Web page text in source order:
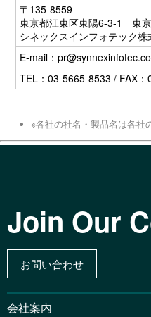
〒135-8559
東京都江東区東陽6-3-1 東
シネックスインフォテック
E-mail：
TEL：03-5665-8533 / FAX
※各社の社名・製品名は各社
Join Our
お問い合わせ
会社案内